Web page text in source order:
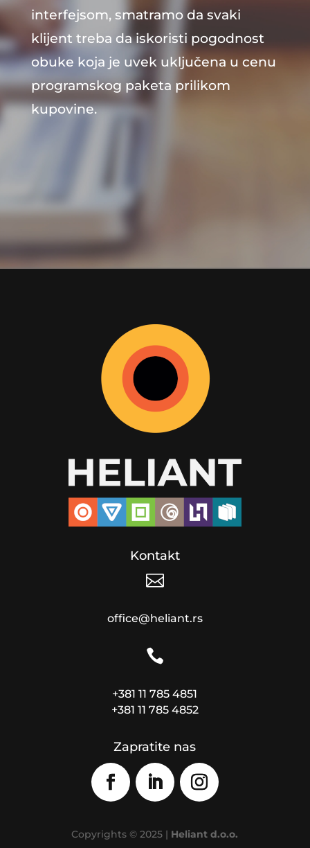
interfejsom, smatramo da svaki
klijent treba da iskoristi pogodnost
obuke koja je uvek uključena u cenu
programskog paketa prilikom
kupovine.
Kontakt

office@heliant.rs

+381 11 785 4851
+381 11 785 4852
Zapratite nas
Copyrights © 2025 | Heliant d.o.o.